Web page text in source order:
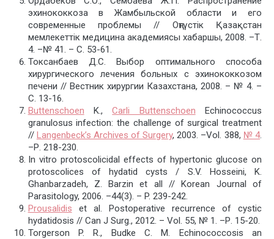
эхинококкоза в Жамбыльской области и его
современные проблемы // Оңтүстік Қазақстан
мемлекеттік медицина академиясы хабаршы, 2008. –Т.
4. –№ 41. – С. 53-61.
Токсанбаев Д.С. Выбор оптимального способа
хирургического лечения больных с эхинококкозом
печени // Вестник хирургии Казахстана, 2008. – № 4. –
С. 13-16.
Buttenschoen K.,Carli Buttenschoen Echinococcus
granulosus infection: the challenge of surgical treatment
// Langenbeck’s Archives of Surgery, 2003. –Vol. 388, № 4.
–Р. 218-230.
In vitro protoscolicidal effects of hypertonic glucose on
protoscolices of hydatid cysts / S.V. Hosseini, K.
Ghanbarzadeh, Z. Barzin et all // Korean Journal of
Parasitology, 2006. –44(3). – P. 239-242.
Prousalidis et al. Postoperative recurrence of cystic
hydatidosis // Can J Surg., 2012. – Vol. 55, № 1. –Р. 15-20.
Torgerson P. R., Budke C. M. Echinococcosis an